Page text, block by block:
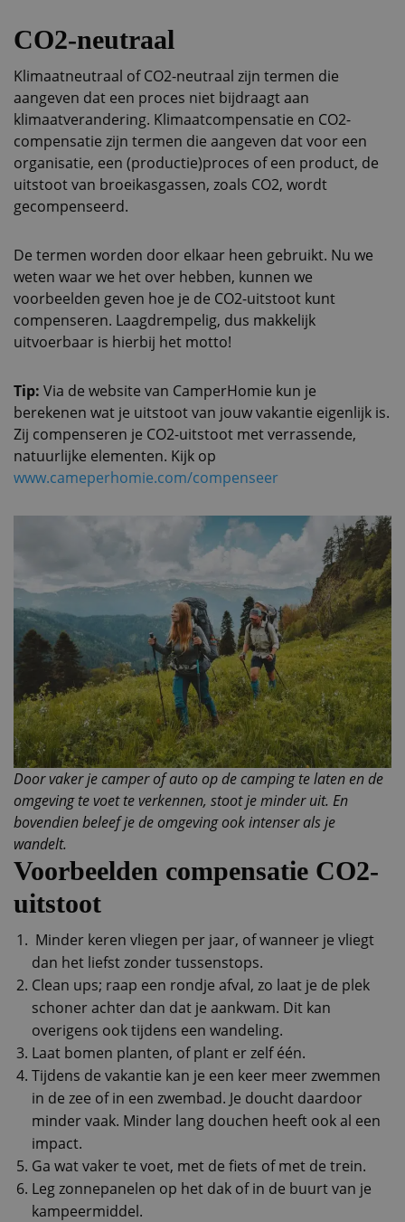
CO2-neutraal
Klimaatneutraal of CO2-neutraal zijn termen die
aangeven dat een proces niet bijdraagt aan
klimaatverandering. Klimaatcompensatie en CO2-
compensatie zijn termen die aangeven dat voor een
organisatie, een (productie)proces of een product, de
uitstoot van broeikasgassen, zoals CO2, wordt
gecompenseerd.
De termen worden door elkaar heen gebruikt. Nu we
weten waar we het over hebben, kunnen we
voorbeelden geven hoe je de CO2-uitstoot kunt
compenseren. Laagdrempelig, dus makkelijk
uitvoerbaar is hierbij het motto!
Tip: Via de website van CamperHomie kun je
berekenen wat je uitstoot van jouw vakantie eigenlijk is.
Zij compenseren je CO2-uitstoot met verrassende,
natuurlijke elementen. Kijk op
www.cameperhomie.com/compenseer
Door vaker je camper of auto op de camping te laten en de
omgeving te voet te verkennen, stoot je minder uit. En
bovendien beleef je de omgeving ook intenser als je
wandelt.
Voorbeelden compensatie CO2-
uitstoot
Minder keren vliegen per jaar, of wanneer je vliegt
dan het liefst zonder tussenstops.
Clean ups; raap een rondje afval, zo laat je de plek
schoner achter dan dat je aankwam. Dit kan
overigens ook tijdens een wandeling.
Laat bomen planten, of plant er zelf één.
Tijdens de vakantie kan je een keer meer zwemmen
in de zee of in een zwembad. Je doucht daardoor
minder vaak. Minder lang douchen heeft ook al een
impact.
Ga wat vaker te voet, met de fiets of met de trein.
Leg zonnepanelen op het dak of in de buurt van je
kampeermiddel.